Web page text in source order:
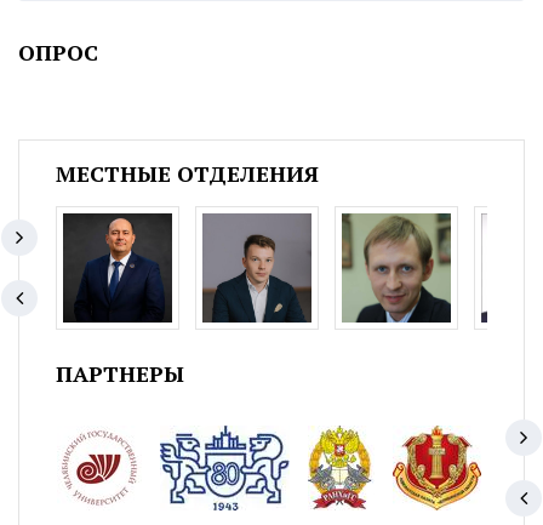
ОПРОС
МЕСТНЫЕ ОТДЕЛЕНИЯ
ПАРТНЕРЫ